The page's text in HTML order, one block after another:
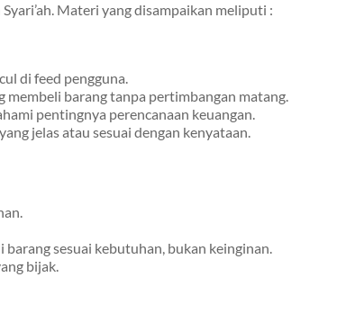
Materi yang disampaikan meliputi :
di feed pengguna.
barang tanpa pertimbangan matang.
pentingnya perencanaan keuangan.
jelas atau sesuai dengan kenyataan.
sesuai kebutuhan, bukan keinginan.
bijak.